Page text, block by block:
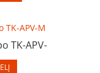
TK-APV-